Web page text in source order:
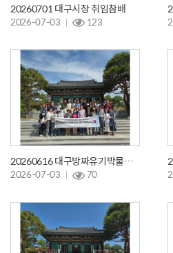
20260701 대구시장 취임참배
2026-07-03 123
20260616 대구방짜유기박물관 참배
2026-07-03 70